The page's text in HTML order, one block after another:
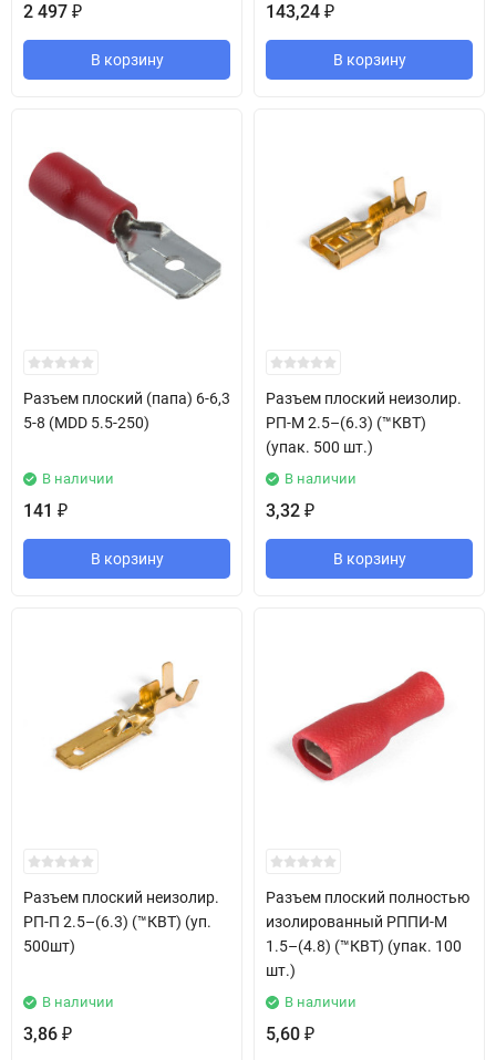
2 497 ₽
В корзину
143,24 ₽
В корзину
Разъем плоский (папа) 6-6,3
5-8 (MDD 5.5-250)
В наличии
141 ₽
В корзину
Разъем плоский неизолир.
РП-М 2.5–(6.3) (™КВТ)
(упак. 500 шт.)
В наличии
3,32 ₽
В корзину
Разъем плоский неизолир.
РП-П 2.5–(6.3) (™КВТ) (уп.
500шт)
В наличии
3,86 ₽
Разъем плоский полностью
изолированный РППИ-М
1.5–(4.8) (™КВТ) (упак. 100
шт.)
В наличии
5,60 ₽